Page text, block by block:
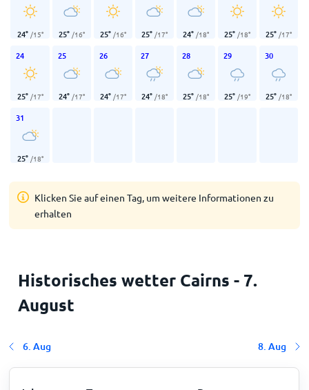
24° /15° 25° /16° 25° /16° 25° /17° 24° /18° 25° /18° 25° /17°
24
25° /17°
25
24° /17°
26
24° /17°
27
24° /18°
28
25° /18°
29
25° /19°
30
25° /18°
31
25° /18°
Klicken Sie auf einen Tag, um weitere Informationen zu
erhalten
Historisches wetter Cairns - 7.
August
6. Aug 8. Aug